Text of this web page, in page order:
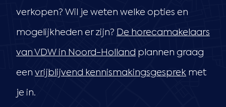
verkopen? Wil je weten welke opties en
mogelijkheden er zijn? De horecamakelaars
van VDW in Noord-Holland plannen graag
een vrijblijvend kennismakingsgesprek met
je in.